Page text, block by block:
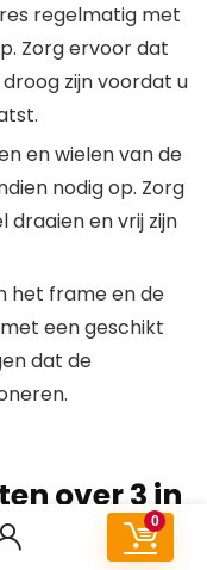
0
regelmatig met
Zorg ervoor dat
zijn voordat u
en wielen van de
nodig op. Zorg
draaien en vrij zijn
het frame en de
een geschikt
dat de
over 3 in